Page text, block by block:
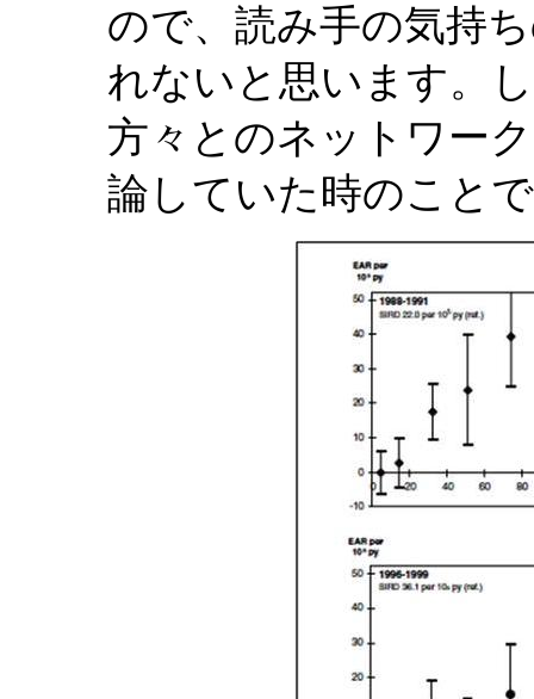
ので、読み手の気持
れないと思います。
方々とのネットワー
論していた時のこと